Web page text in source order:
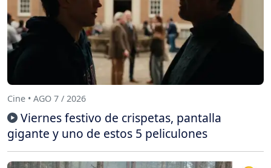
Cine • AGO 7 / 2026
Viernes festivo de crispetas, pantalla
gigante y uno de estos 5 peliculones